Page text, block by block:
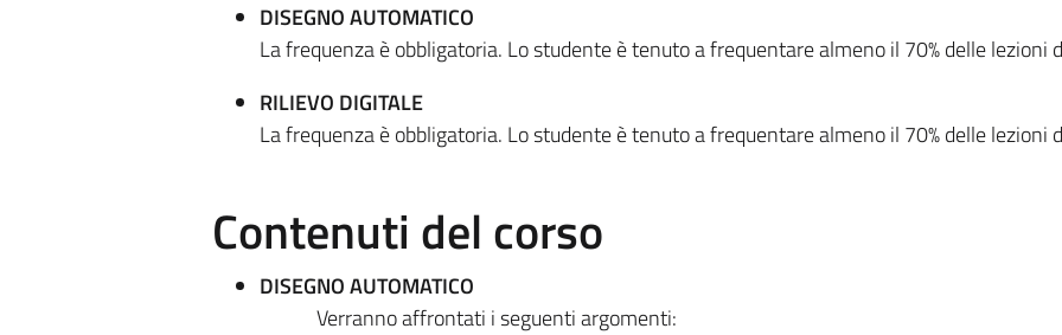
DISEGNO AUTOMATICO
La frequenza è obbligatoria. Lo studente è tenuto a frequentare almeno il 70% delle lezioni
RILIEVO DIGITALE
La frequenza è obbligatoria. Lo studente è tenuto a frequentare almeno il 70% delle lezioni
Contenuti del corso
DISEGNO AUTOMATICO
Verranno affrontati i seguenti argomenti: